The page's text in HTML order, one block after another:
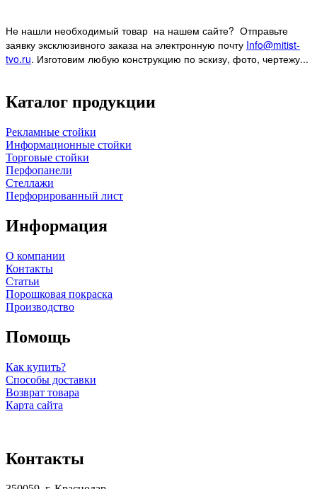
Не нашли необходимый товар на нашем сайте? Отправьте
заявку эксклюзивного заказа на электронную почту Info@mitist-
tvo.ru. Изготовим любую конструкцию по эскизу, фото, чертежу...
Каталог продукции
Рекламные стойки
Информационные стойки
Торговые стойки
Перфопанели
Стеллажи
Перфорированный лист
Информация
О компании
Контакты
Статьи
Порошковая покраска
Производство
Помощь
Как купить?
Способы доставки
Возврат товара
Карта сайта
Контакты